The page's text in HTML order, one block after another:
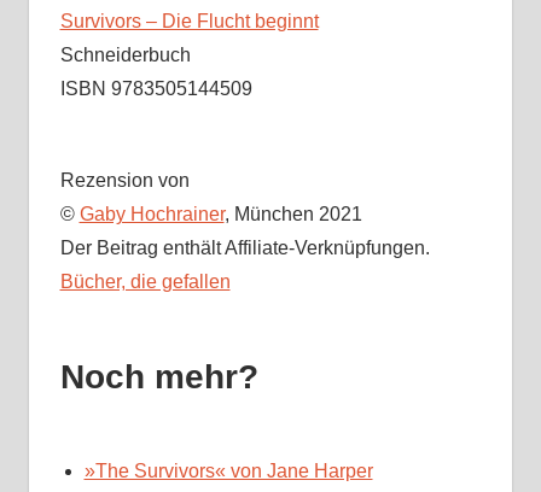
Survivors – Die Flucht beginnt
Schneiderbuch
ISBN 9783505144509
Rezension von
© Gaby Hochrainer, München 2021
Der Beitrag enthält Affiliate-Verknüpfungen.
Bücher, die gefallen
Noch mehr?
»The Survivors« von Jane Harper